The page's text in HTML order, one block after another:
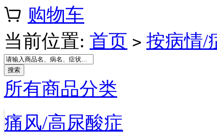
购物车
当前位置: 首页 > 按病情/
所有商品分类
痛风/高尿酸症